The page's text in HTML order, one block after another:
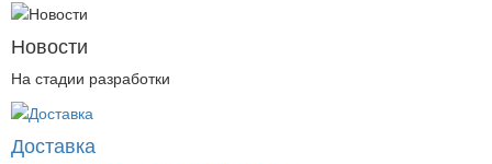
Новости
На стадии разработки
Доставка